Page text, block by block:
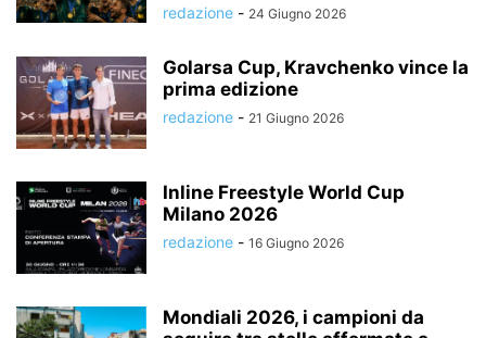
redazione - 24 Giugno 2026
Golarsa Cup, Kravchenko vince la
prima edizione
redazione - 21 Giugno 2026
Inline Freestyle World Cup
Milano 2026
redazione - 16 Giugno 2026
Mondiali 2026, i campioni da